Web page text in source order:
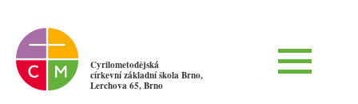
Cyrilometodějská
církevní základní škola Brno,
Lerchova 65, Brno